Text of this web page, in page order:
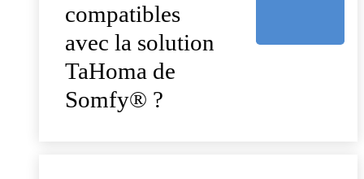
compatibles
avec la solution
TaHoma de
Somfy® ?